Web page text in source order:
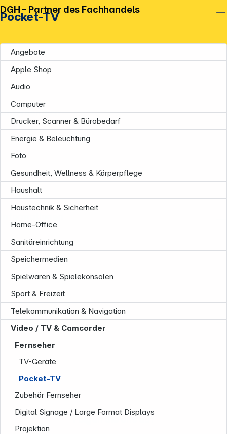
Pocket-TV
Angebote
Apple Shop
Audio
Computer
Drucker, Scanner & Bürobedarf
Energie & Beleuchtung
Foto
Gesundheit, Wellness & Körperpflege
Haushalt
Haustechnik & Sicherheit
Home-Office
Sanitäreinrichtung
Speichermedien
Spielwaren & Spielekonsolen
Sport & Freizeit
Telekommunikation & Navigation
Video / TV & Camcorder
Fernseher
TV-Geräte
Pocket-TV
Zubehör Fernseher
Digital Signage / Large Format Displays
Projektion
DGH – Partner des Fachhandels
Unternehmen
Informationen
Service
Folgen Sie uns auf